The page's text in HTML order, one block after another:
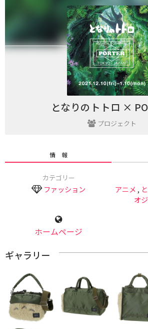
となりのトトロ ×
プロジェクト
情 報
カテゴリー
ファッション アニメ ,
オ
ホームページ
ギャラリー